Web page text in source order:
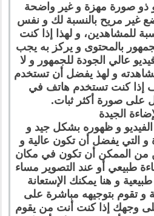
ذو صورة مهزة و غير واضحة
غير مريح بالنسبة لك و نفس
للمشاهدين، و لهذا إذا كنت
بالمحتوى و يركز به يجب
عالي الجودة للجمهور و لا
و لهذ يفضل أن تستخدم
إذا كنت تستخدم هاتف في
على صورة أكثر ثبات.
و ظهوره بشكل جيد و
و التي يفضل أن تكون عالية و
الممكن أن تكون في مكان
طبيعي أو عند التصوير مساء
و هنا يمكنك الإستعانة
و تقوم بتوجيهه مباشرة على
وجهك إذا كنت أنت من يقوم